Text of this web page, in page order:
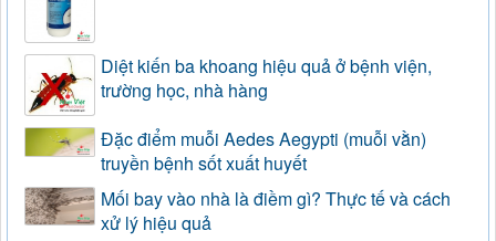
Diệt kiến ba khoang hiệu quả ở bệnh viện,
trường học, nhà hàng
Đặc điểm muỗi Aedes Aegypti (muỗi vằn)
truyền bệnh sốt xuất huyết
Mối bay vào nhà là điềm gì? Thực tế và cách
xử lý hiệu quả